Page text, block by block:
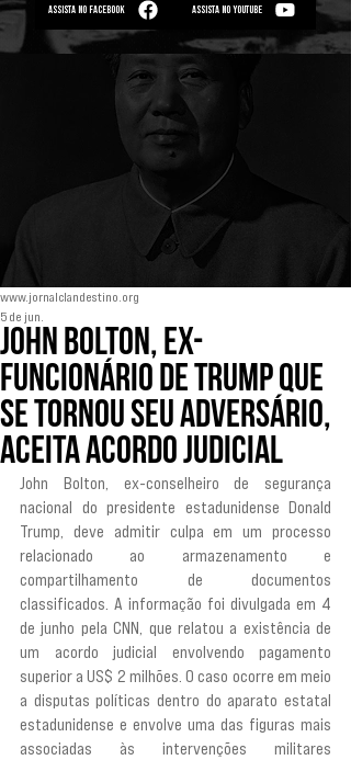
ASSISTA NO FACEBOOK ASSISTA NO YOUTUBE
John Bolton, ex-
funcionário de Trump que
se tornou seu adversário,
aceita acordo judicial
www.jornalclandestino.org
5 de jun.
John Bolton, ex-conselheiro de segurança
nacional do presidente estadunidense Donald
Trump, deve admitir culpa em um processo
relacionado ao armazenamento e
compartilhamento de documentos
classificados. A informação foi divulgada em 4
de junho pela CNN, que relatou a existência de
um acordo judicial envolvendo pagamento
superior a US$ 2 milhões. O caso ocorre em meio
a disputas políticas dentro do aparato estatal
estadunidense e envolve uma das figuras mais
associadas às intervenções militares